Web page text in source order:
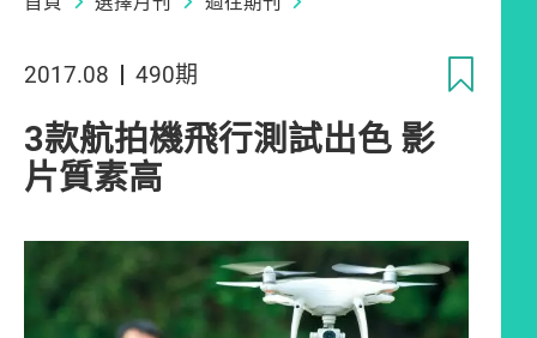
2017.08 490期
3款航拍機飛行測試出色 影
片質素高